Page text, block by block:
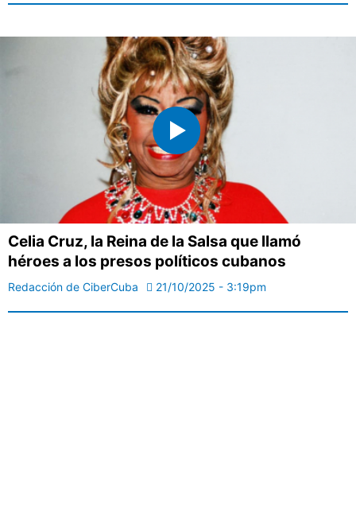
Celia Cruz, la Reina de la Salsa que llamó
héroes a los presos políticos cubanos
Redacción de CiberCuba 21/10/2025 - 3:19pm